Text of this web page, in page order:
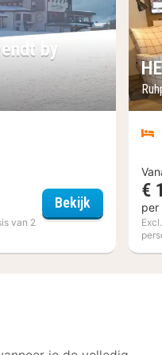
by
van 2
Bekijk Landhotel
€
per